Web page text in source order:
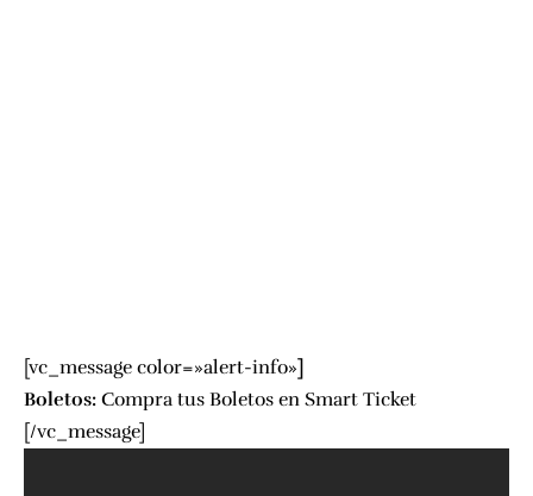
[vc_message color=»alert-info»]
Boletos: Compra tus Boletos en Smart Ticket
[/vc_message]